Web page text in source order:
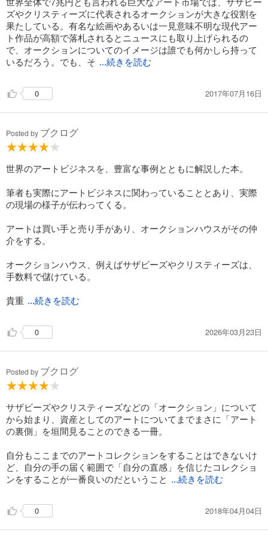
ズやクリスティーズに代表されるオークションが大きな役割を
果たしている。有名な絵画やあるいは一見意味不明な現代アー
ト作品が高額で落札されるとニュースにも取り上げられるの
で、オークションについてのイメージは誰でも何かしら持って
いるだろう。でも、そ ...続きを読む
0 2017年07月16日
Posted by ブクログ
世界のアートビジネスを、豊富な事例とともに解説した本。
筆者も実際にアートビジネスに関わっていることとあり、実際
の現場の様子が伝わってくる。
アートは買い手と売り手があり、オークションハウスがその仲
介をする。
オークションハウス、例えばサザビーズやクリスティーズは、
手数料で儲けている。
貴重 ...続きを読む
0 2026年03月23日
Posted by ブクログ
サザビーズやクリスティーズなどの「オークション」について
から始まり、資産としてのアートについてまでまさに「アート
の裏側」を垣間見ることのできる一冊。
自分もここまでのアートコレクションをすることはできないけ
ど、自分の手の届く範囲で「自分の直感」を信じたコレクショ
ンをすることが一番良いのだということ
...続きを読む
0 2018年04月04日